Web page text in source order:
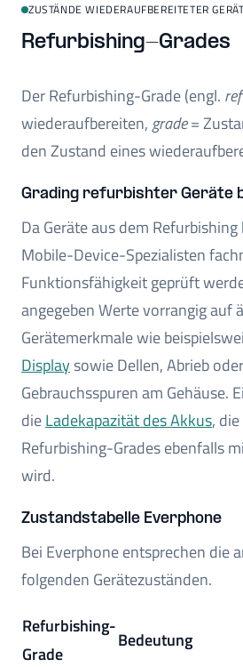
ZUSTÄNDE WIEDERAUFBEREITETER
Refurbishing-Grades
Der Refurbishing-Grade (engl.
wiederaufbereiten,grade=
den Zustand eines
Grading refurbishter Geräte
Da Geräte aus dem
Mobile-Device-Spezialisten
Funktionsfähigkeit geprüft
angegeben Werte vorrangig auf
Gerätemerkmale wie
Displaysowie Dellen, Abrieb
Gebrauchsspuren am Gehäuse.
dieLadekapazität des Akkus,
Refurbishing-Grades ebenfalls
wird.
Zustandstabelle Everphone
Bei Everphone entsprechen die
folgenden Gerätezuständen.
Refurbishing-
Grade
Bedeutung